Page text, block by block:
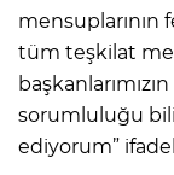
mensuplarının
tüm teşkilat
sorumluluğu
ediyorum”